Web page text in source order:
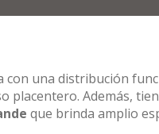
con una distribución
placentero. Además,
que brinda amplio